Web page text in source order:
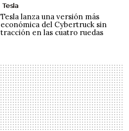
Tesla
Tesla lanza una versión más
económica del Cybertruck sin
tracción en las cuatro ruedas